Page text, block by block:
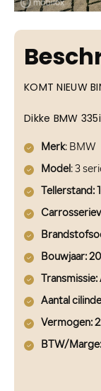
KOMT NIEUW
Dikke BMW
Merk: BMW
Model : 3
Tellerstand:
Bouwjaar:
Transmissie:
Aantal
Vermogen:
BTW/Marge